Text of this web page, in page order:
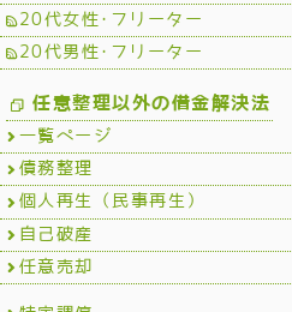
20代女性･フリーター
20代男性･フリーター
任意整理以外の借金解決法
一覧ページ
債務整理
個人再生（民事再生）
自己破産
任意売却